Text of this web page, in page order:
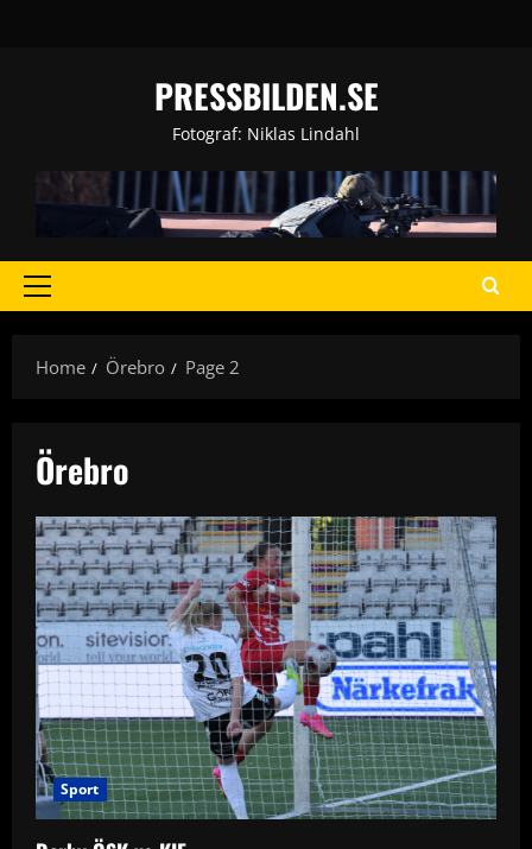
PRESSBILDEN.SE
Fotograf: Niklas Lindahl
Primary
Home
Örebro Page 2
Örebro
Sport